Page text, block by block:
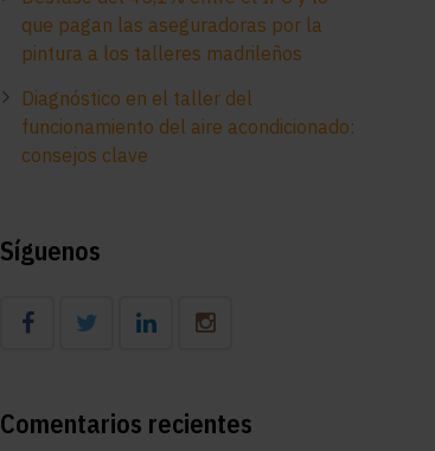
que pagan las aseguradoras por la
pintura a los talleres madrileños
Diagnóstico en el taller del
funcionamiento del aire acondicionado:
consejos clave
Síguenos
Comentarios recientes